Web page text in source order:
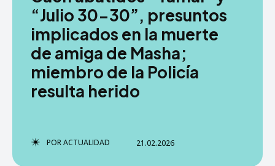
TERMS & CONDITIONS
PRIVACY POLICY
NEWSLETTER
DMCA ABOUT US
Copyright © Newspaper Theme.
TERMS & CONDITIONS
PRIVACY POLICY
NEWSLETTER
DMCA ABOUT US
Copyright © Newspaper Theme.
“Julio 30-30”, presuntos
implicados en la muerte
de amiga de Masha;
miembro de la Policía
resulta herido
PORACTUALIDAD 21.02.2026